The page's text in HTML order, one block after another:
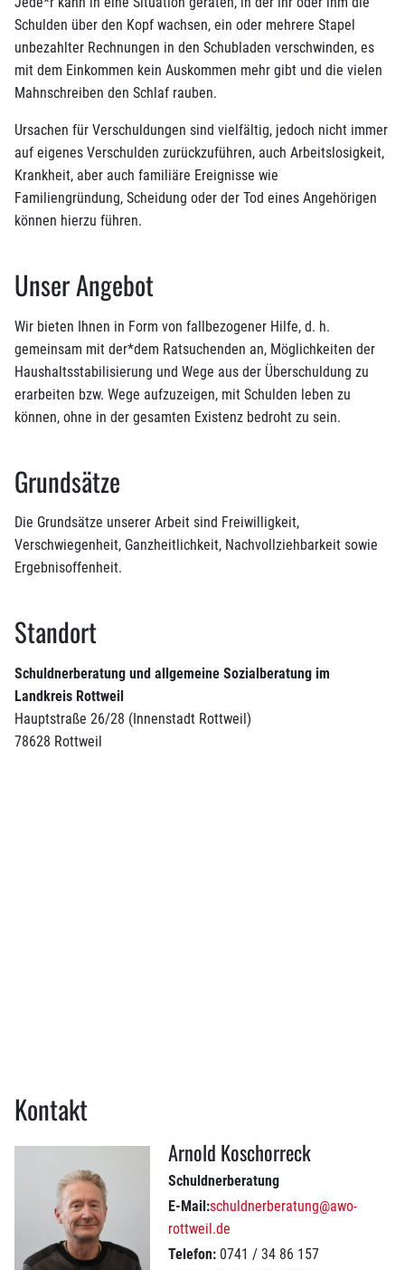
Schulden über den Kopf wachsen, ein oder mehrere Stapel
unbezahlter Rechnungen in den Schubladen verschwinden, es
mit dem Einkommen kein Auskommen mehr gibt und die vielen
Mahnschreiben den Schlaf rauben.
Ursachen für Verschuldungen sind vielfältig, jedoch nicht immer
auf eigenes Verschulden zurückzuführen, auch Arbeitslosigkeit,
Krankheit, aber auch familiäre Ereignisse wie
Familiengründung, Scheidung oder der Tod eines Angehörigen
können hierzu führen.
Unser Angebot
Wir bieten Ihnen in Form von fallbezogener Hilfe, d. h.
gemeinsam mit der*dem Ratsuchenden an, Möglichkeiten der
Haushaltsstabilisierung und Wege aus der Überschuldung zu
erarbeiten bzw. Wege aufzuzeigen, mit Schulden leben zu
können, ohne in der gesamten Existenz bedroht zu sein.
Grundsätze
Die Grundsätze unserer Arbeit sind Freiwilligkeit,
Verschwiegenheit, Ganzheitlichkeit, Nachvollziehbarkeit sowie
Ergebnisoffenheit.
Standort
Schuldnerberatung und allgemeine Sozialberatung im
Landkreis Rottweil
Hauptstraße 26/28 (Innenstadt Rottweil)
78628 Rottweil
Kontakt
Arnold Koschorreck
Schuldnerberatung
E-Mail:schuldnerberatung@awo-
rottweil.de
Telefon: 0741 / 34 86 157